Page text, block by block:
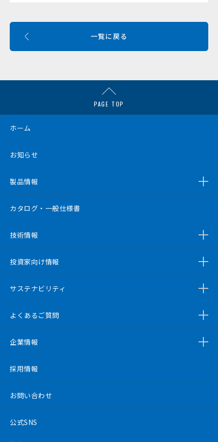
一覧に戻る
PAGE TOP
ホーム
お知らせ
製品情報
カタログ・一般仕様書
技術情報
投資家向け情報
サステナビリティ
よくあるご質問
企業情報
採用情報
お問い合わせ
公式SNS